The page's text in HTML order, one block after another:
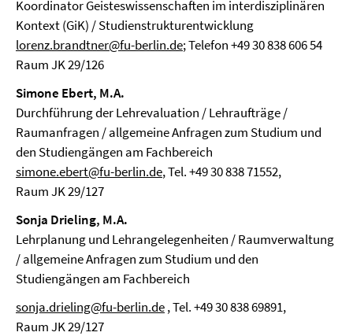
Koordinator Geisteswissenschaften im interdisziplinären
Kontext (GiK) / Studienstrukturentwicklung
lorenz.brandtner@fu-berlin.de; Telefon +49 30 838 606 54
Raum JK 29/126
Simone Ebert, M.A.
Durchführung der Lehrevaluation / Lehraufträge /
Raumanfragen / allgemeine Anfragen zum Studium und
den Studiengängen am Fachbereich
simone.ebert@fu-berlin.de, Tel. +49 30 838 71552,
Raum JK 29/127
Sonja Drieling, M.A.
Lehrplanung und Lehrangelegenheiten / Raumverwaltung
/ allgemeine Anfragen zum Studium und den
Studiengängen am Fachbereich
sonja.drieling@fu-berlin.de, Tel. +49 30 838 69891,
Raum JK 29/127